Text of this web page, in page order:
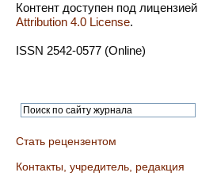
Контент доступен под лицензией
Attribution 4.0 License.
ISSN 2542-0577 (Online)
Стать рецензентом
Контакты, учредитель, редакция